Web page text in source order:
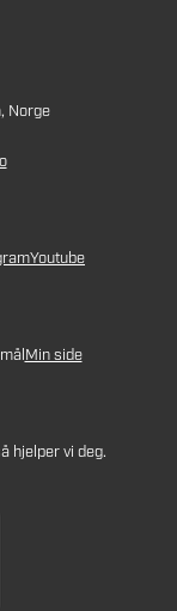
Norge
Youtube
Min side
hjelper vi deg.